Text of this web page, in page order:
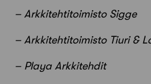
– Arkkitehtitoimisto Sigge
– Arkkitehtitoimisto Tiuri &
– Playa Arkkitehdit